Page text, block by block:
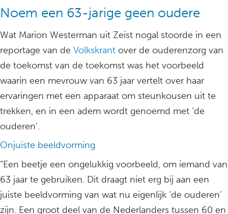
Noem een 63-jarige geen oudere
Wat Marion Westerman uit Zeist nogal stoorde in een
reportage van de Volkskrant over de ouderenzorg van
de toekomst van de toekomst was het voorbeeld
waarin een mevrouw van 63 jaar vertelt over haar
ervaringen met een apparaat om steunkousen uit te
trekken, en in een adem wordt genoemd met ‘de
ouderen’.
Onjuiste beeldvorming
“Een beetje een ongelukkig voorbeeld, om iemand van
63 jaar te gebruiken. Dit draagt niet erg bij aan een
juiste beeldvorming van wat nu eigenlijk ‘de ouderen’
zijn. Een groot deel van de Nederlanders tussen 60 en